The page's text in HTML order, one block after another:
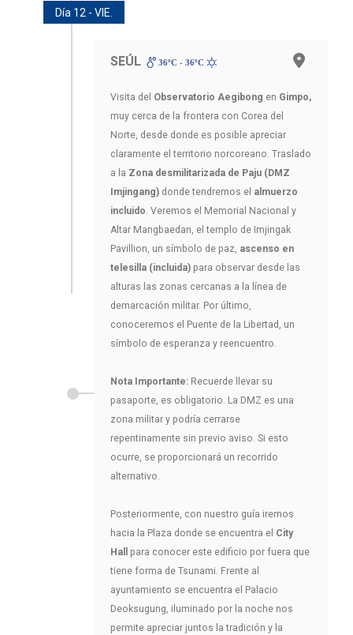
Día 12 - VIE.
SEÚL 36ºC - 36ºC
Visita del Observatorio Aegibong en Gimpo,
muy cerca de la frontera con Corea del
Norte, desde donde es posible apreciar
claramente el territorio norcoreano. Traslado
a la Zona desmilitarizada de Paju (DMZ
Imjingang) donde tendremos el almuerzo
incluido. Veremos el Memorial Nacional y
Altar Mangbaedan, el templo de Imjingak
Pavillion, un símbolo de paz, ascenso en
telesilla (incluida) para observar desde las
alturas las zonas cercanas a la línea de
demarcación militar. Por último,
conoceremos el Puente de la Libertad, un
símbolo de esperanza y reencuentro.
Nota Importante: Recuerde llevar su
pasaporte, es obligatorio. La DMZ es una
zona militar y podría cerrarse
repentinamente sin previo aviso. Si esto
ocurre, se proporcionará un recorrido
alternativo.
Posteriormente, con nuestro guía iremos
hacia la Plaza donde se encuentra el City
Hall
para conocer este edificio por fuera que
tiene forma de Tsunami. Frente al
ayuntamiento se encuentra el Palacio
Deoksugung, iluminado por la noche nos
permite apreciar juntos la tradición y la